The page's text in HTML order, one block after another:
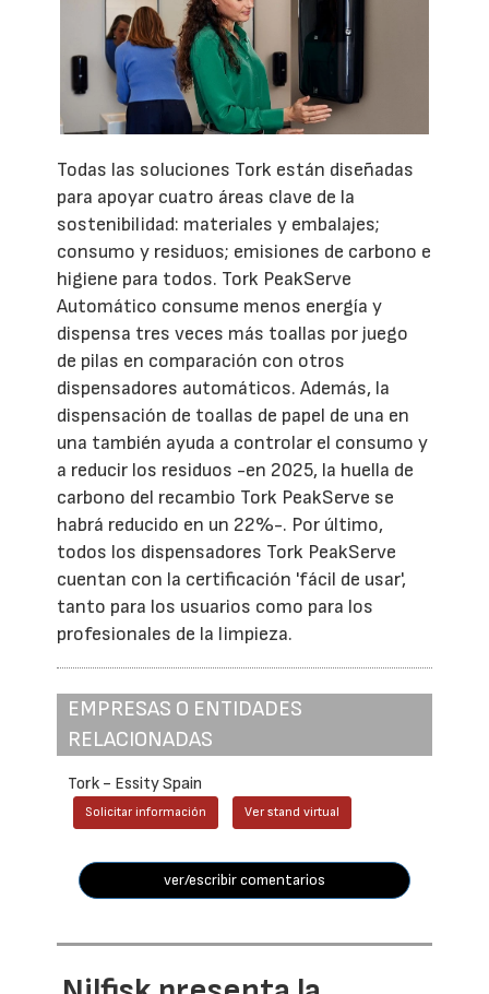
Todas las soluciones Tork están diseñadas
para apoyar cuatro áreas clave de la
sostenibilidad: materiales y embalajes;
consumo y residuos; emisiones de carbono e
higiene para todos. Tork PeakServe
Automático consume menos energía y
dispensa tres veces más toallas por juego
de pilas en comparación con otros
dispensadores automáticos. Además, la
dispensación de toallas de papel de una en
una también ayuda a controlar el consumo y
a reducir los residuos -en 2025, la huella de
carbono del recambio Tork PeakServe se
habrá reducido en un 22%-. Por último,
todos los dispensadores Tork PeakServe
cuentan con la certificación 'fácil de usar',
tanto para los usuarios como para los
profesionales de la limpieza.
EMPRESAS O ENTIDADES
RELACIONADAS
Tork - Essity Spain
Solicitar información Ver stand virtual
ver/escribir comentarios